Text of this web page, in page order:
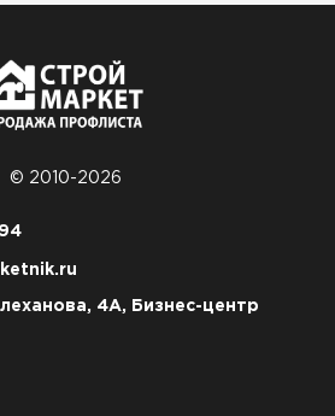
© 2010-2026
4А, Бизнес-центр